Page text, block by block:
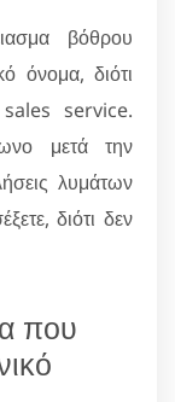
βόθρου
όνομα, διότι
service.
μετά την
λυμάτων
διότι δεν
που